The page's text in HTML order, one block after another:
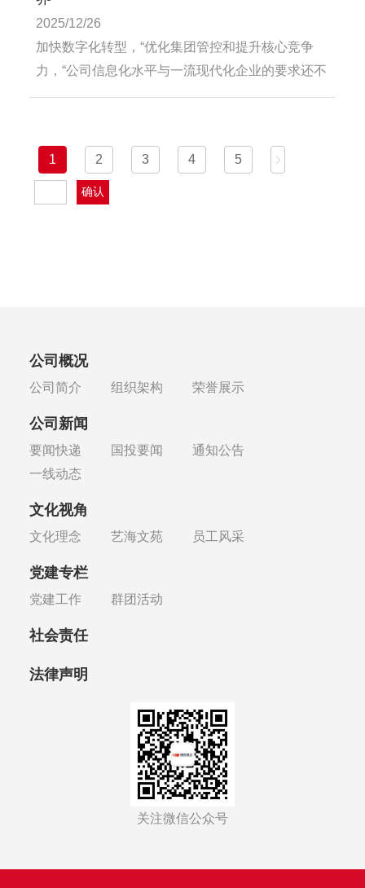
2025/12/26
加快数字化转型，“优化集团管控和提升核心竞争
力，“公司信息化水平与一流现代化企业的要求还不
相适应，并基于业务需求充分发动各部门业务人员
特性。
1 2 3 4 5
公司概况
公司简介 组织架构 荣誉展示
公司新闻
要闻快递 国投要闻
通知公告
一线动态
文化视角
文化理念 艺海文苑 员工风采
党建专栏
党建工作 群团活动
社会责任
法律声明
关注微信公众号